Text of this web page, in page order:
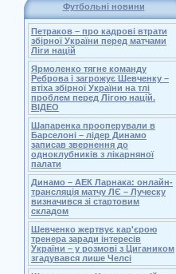
Футбольні новини
Петраков – про кадрові втрати
збірної України перед матчами
Ліги націй
Ярмоленко тягне команду
Реброва і загрожує Шевченку –
втіха збірної України на тлі
проблем перед Лігою націй.
ВІДЕО
Шапаренка прооперували в
Барселоні – лідер Динамо
записав звернення до
одноклубників з лікарняної
палати
Динамо – АЕК Ларнака: онлайн-
трансляція матчу ЛЄ – Луческу
визначився зі стартовим
складом
Шевченко жертвує кар'єрою
тренера заради інтересів
України – у розмові з Цигаником
згадувався лише Челсі